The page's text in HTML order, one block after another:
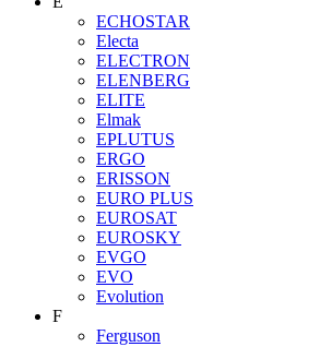
ECHOSTAR
Electa
ELECTRON
ELENBERG
ELITE
Elmak
EPLUTUS
ERGO
ERISSON
EURO PLUS
EUROSAT
EUROSKY
EVGO
EVO
Evolution
F
Ferguson